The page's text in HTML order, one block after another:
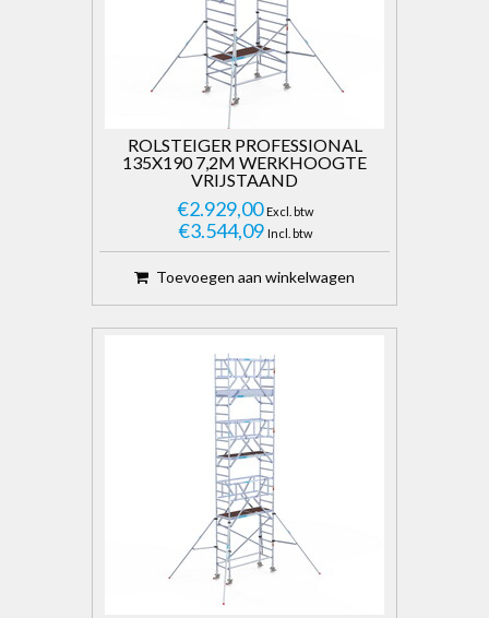
ROLSTEIGER PROFESSIONAL
135X190 7,2M WERKHOOGTE
VRIJSTAAND
€2.929,00 Excl. btw
€3.544,09 Incl. btw
Toevoegen aan winkelwagen